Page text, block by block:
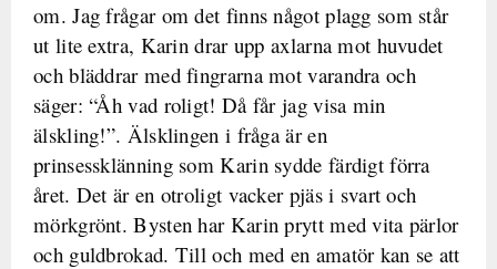
om. Jag frågar om det finns något plagg som står
ut lite extra, Karin drar upp axlarna mot huvudet
och bläddrar med fingrarna mot varandra och
säger: “Åh vad roligt! Då får jag visa min
älskling!”. Älsklingen i fråga är en
prinsessklänning som Karin sydde färdigt förra
året. Det är en otroligt vacker pjäs i svart och
mörkgrönt. Bysten har Karin prytt med vita pärlor
och guldbrokad. Till och med en amatör kan se att